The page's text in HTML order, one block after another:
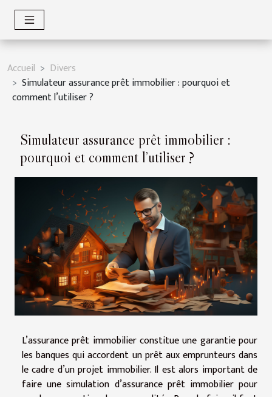
Accueil
Divers
Simulateur assurance prêt immobilier : pourquoi et
comment l’utiliser ?
Simulateur assurance prêt immobilier :
pourquoi et comment l’utiliser ?
L’assurance prêt immobilier constitue une garantie pour
les banques qui accordent un prêt aux emprunteurs dans
le cadre d’un projet immobilier. Il est alors important de
faire une simulation d’assurance prêt immobilier pour